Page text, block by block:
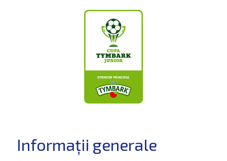
Informații generale